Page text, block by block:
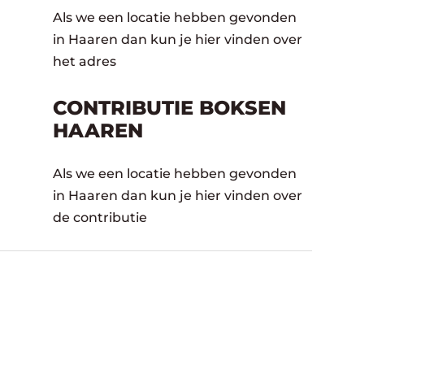
Als we een locatie hebben gevonden
in Haaren dan kun je hier vinden over
het adres
CONTRIBUTIE BOKSEN
HAAREN
Als we een locatie hebben gevonden
in Haaren dan kun je hier vinden over
de contributie